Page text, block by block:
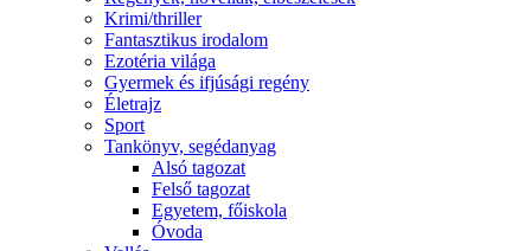
Krimi/thriller
Fantasztikus irodalom
Ezotéria világa
Gyermek és ifjúsági regény
Életrajz
Sport
Tankönyv, segédanyag
Alsó tagozat
Felső tagozat
Egyetem, főiskola
Óvoda